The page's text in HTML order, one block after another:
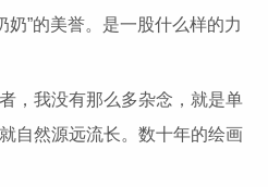
奶”的美誉。是一股什么样的力
我没有那么多杂念，就是单
自然源远流长。数十年的绘画